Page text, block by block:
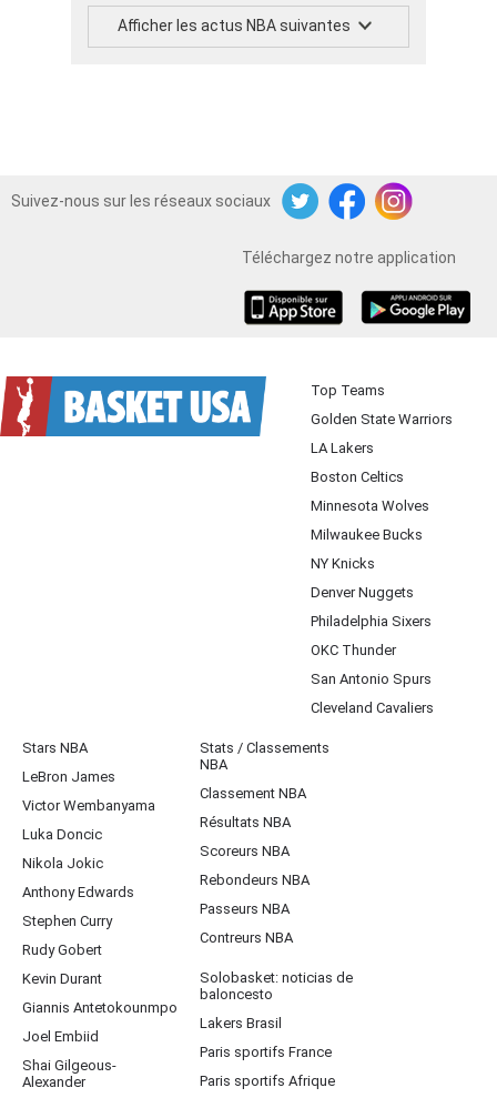
Afficher les actus NBA suivantes
Suivez-nous sur les réseaux sociaux
TwitterFacebookInstagram
Téléchargez notre application
Top Teams
Golden State Warriors
LA Lakers
Boston Celtics
Minnesota Wolves
Milwaukee Bucks
NY Knicks
Denver Nuggets
Philadelphia Sixers
OKC Thunder
San Antonio Spurs
Cleveland Cavaliers
Stars NBA
LeBron James
Victor Wembanyama
Luka Doncic
Nikola Jokic
Anthony Edwards
Stephen Curry
Rudy Gobert
Kevin Durant
Giannis Antetokounmpo
Joel Embiid
Shai Gilgeous-
Alexander
Stats / Classements
NBA
Classement NBA
Résultats NBA
Scoreurs NBA
Rebondeurs NBA
Passeurs NBA
Contreurs NBA
Solobasket: noticias de
baloncesto
Lakers Brasil
Paris sportifs France
Paris sportifs Afrique